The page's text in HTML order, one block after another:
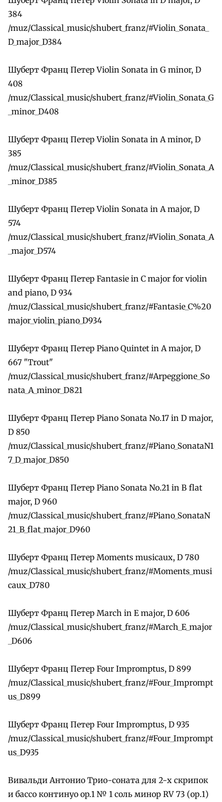
384
/muz/Classical_music/shubert_franz/#Violin_Sonata_
D_major_D384
Шуберт Франц Петер Violin Sonata in G minor, D
408
/muz/Classical_music/shubert_franz/#Violin_Sonata_G
_minor_D408
Шуберт Франц Петер Violin Sonata in A minor, D
385
/muz/Classical_music/shubert_franz/#Violin_Sonata_A
_minor_D385
Шуберт Франц Петер Violin Sonata in A major, D
574
/muz/Classical_music/shubert_franz/#Violin_Sonata_A
_major_D574
Шуберт Франц Петер Fantasie in C major for violin
and piano, D 934
/muz/Classical_music/shubert_franz/#Fantasie_C%20
major_violin_piano_D934
Шуберт Франц Петер Piano Quintet in A major, D
667 "Trout"
/muz/Classical_music/shubert_franz/#Arpeggione_So
nata_A_minor_D821
Шуберт Франц Петер Piano Sonata No.17 in D major,
D 850
/muz/Classical_music/shubert_franz/#Piano_SonataN1
7_D_major_D850
Шуберт Франц Петер Piano Sonata No.21 in B flat
major, D 960
/muz/Classical_music/shubert_franz/#Piano_SonataN
21_B_flat_major_D960
Шуберт Франц Петер Moments musicaux, D 780
/muz/Classical_music/shubert_franz/#Moments_musi
caux_D780
Шуберт Франц Петер March in E major, D 606
/muz/Classical_music/shubert_franz/#March_E_major
_D606
Шуберт Франц Петер Four Impromptus, D 899
/muz/Classical_music/shubert_franz/#Four_Imprompt
us_D899
Шуберт Франц Петер Four Impromptus, D 935
/muz/Classical_music/shubert_franz/#Four_Imprompt
us_D935
Вивальди Антонио Трио-соната для 2-х скрипок
и бассо континуо оp.1 № 1 соль минор RV 73 (ор.1)